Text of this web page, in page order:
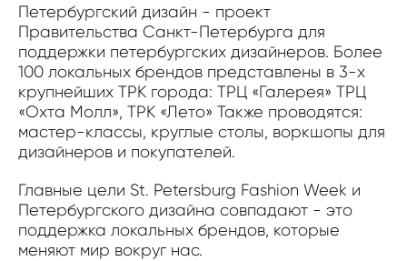
Петербургский дизайн - проект
Правительства Санкт-Петербурга для
поддержки петербургских дизайнеров. Более
100 локальных брендов представлены в 3-х
крупнейших ТРК города: ТРЦ «Галерея» ТРЦ
«Охта Молл», ТРК «Лето» Также проводятся:
мастер-классы, круглые столы, воркшопы для
дизайнеров и покупателей.
Главные цели St. Petersburg Fashion Week и
Петербургского дизайна совпадают - это
поддержка локальных брендов, которые
меняют мир вокруг нас.